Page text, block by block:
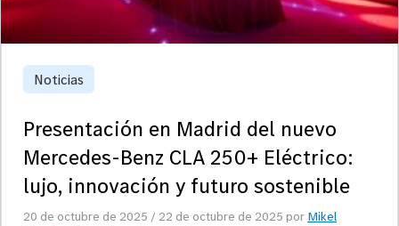
Noticias
Presentación en Madrid del nuevo
Mercedes-Benz CLA 250+ Eléctrico:
lujo, innovación y futuro sostenible
20 de octubre de 2025 / 22 de octubre de 2025 por Mikel